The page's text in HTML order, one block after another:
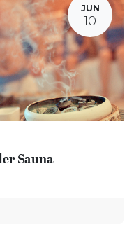
JUN
10
Sauna